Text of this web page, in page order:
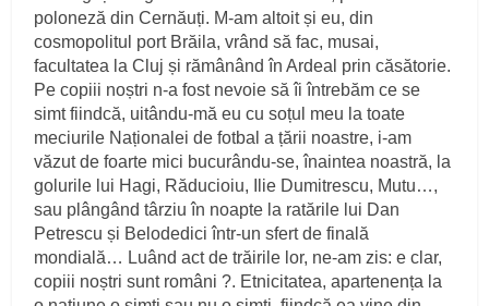
poloneză din Cernăuți. M-am altoit și eu, din
cosmopolitul port Brăila, vrând să fac, musai,
facultatea la Cluj și rămânând în Ardeal prin căsătorie.
Pe copiii noștri n-a fost nevoie să îi întrebăm ce se
simt fiindcă, uitându-mă eu cu soțul meu la toate
meciurile Naționalei de fotbal a țării noastre, i-am
văzut de foarte mici bucurându-se, înaintea noastră, la
golurile lui Hagi, Răducioiu, Ilie Dumitrescu, Mutu…,
sau plângând târziu în noapte la ratările lui Dan
Petrescu și Belodedici într-un sfert de finală
mondială… Luând act de trăirile lor, ne-am zis: e clar,
copiii noștri sunt români ?. Etnicitatea, apartenența la